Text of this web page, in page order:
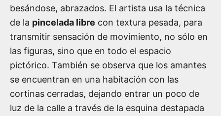
besándose, abrazados. El artista usa la técnica
de la pincelada libre con textura pesada, para
transmitir sensación de movimiento, no sólo en
las figuras, sino que en todo el espacio
pictórico. También se observa que los amantes
se encuentran en una habitación con las
cortinas cerradas, dejando entrar un poco de
luz de la calle a través de la esquina destapada